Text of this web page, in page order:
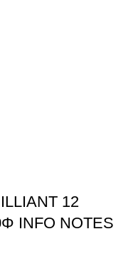
12
INFO NOTES